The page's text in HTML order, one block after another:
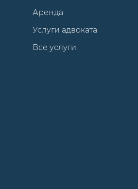
Аренда
Услуги адвоката
Все услуги